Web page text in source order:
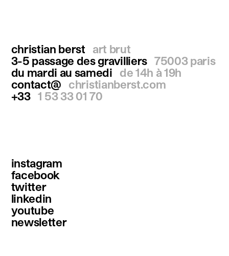
christian berst
art brut
3-5 passage des gravilliers 75003 paris
du mardi au samedi
de 14h à 19h
contact@
christianberst.com
+33 1 53 33 01 70
instagram
facebook
twitter
linkedin
youtube
newsletter